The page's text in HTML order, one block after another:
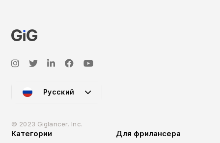
Русский
© 2023 Giglancer, Inc.
Категории
Для фрилансера